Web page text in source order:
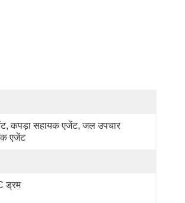
कपड़ा सहायक एजेंट, जल उपचार
एजेंट
ड्रम